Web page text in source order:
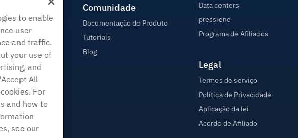
com etiqueta em
VPS
VPS
VPS
gerenciado VPS
de nuvem
de carga
em Bloco
Comunidade
Documentação do Produto
Tutoriais
Blog
Data centers
pressione
Programa de Afiliados
Legal
Termos de serviço
Política de Privacidade
Aplicação da lei
Acordo de Afiliado
to enable
user
and traffic.
your use of
and
All
For
and how to
see our